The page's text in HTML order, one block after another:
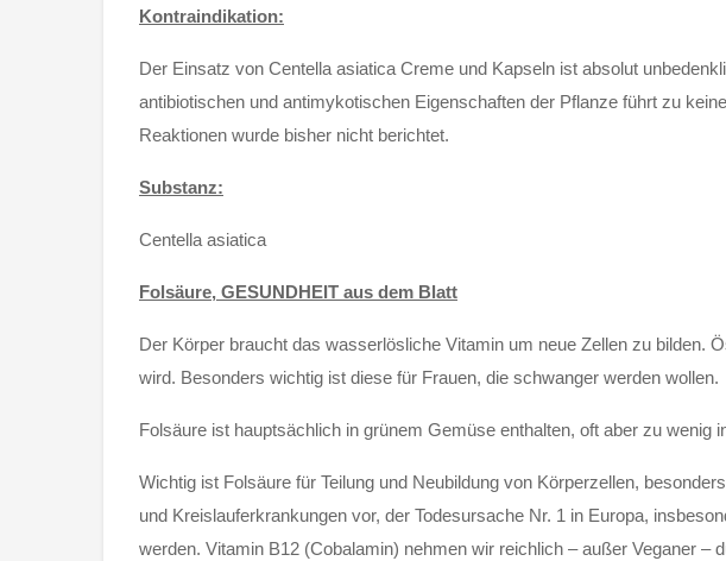
Kontraindikation:
Der Einsatz von Centella asiatica Creme und Kapseln ist absolut
antibiotischen und antimykotischen Eigenschaften der Pflanze führt zu
Reaktionen wurde bisher nicht berichtet.
Substanz:
Centella asiatica
Folsäure, GESUNDHEIT aus dem Blatt
Der Körper braucht das wasserlösliche Vitamin um neue Zellen zu bilden.
wird. Besonders wichtig ist diese für Frauen, die schwanger werden wollen.
Folsäure ist hauptsächlich in grünem Gemüse enthalten, oft aber zu wenig
Wichtig ist Folsäure für Teilung und Neubildung von Körperzellen,
und Kreislauferkrankungen vor, der Todesursache Nr. 1 in Europa,
werden. Vitamin B12 (Cobalamin) nehmen wir reichlich – außer Veganer